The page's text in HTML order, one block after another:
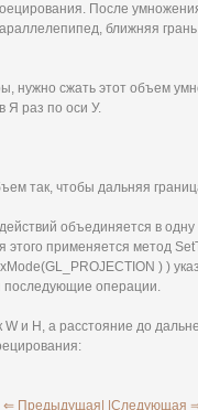
После
ближняя
нужно сжать этот объем
Я раз по оси У.
так, чтобы дальняя
объединяется в
применяется метод
) )
последующие операции.
и H, а расстояние до
⇐ Предыдущая| |Следующая